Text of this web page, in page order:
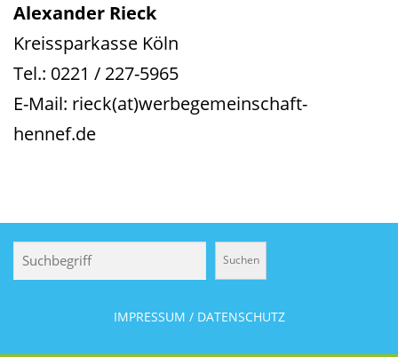
Alexander Rieck
Kreissparkasse Köln
Tel.: 0221 / 227-5965
E-Mail: rieck(at)werbegemeinschaft-
hennef.de
Suchen
IMPRESSUM / DATENSCHUTZ